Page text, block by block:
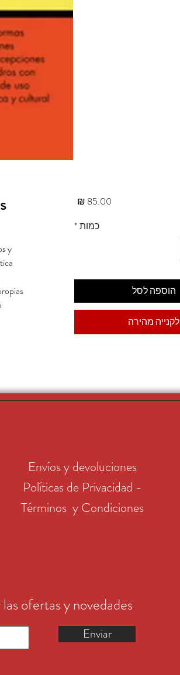
y
כמות*
הוספה לסל
לקנייה מהירה
Envíos y devoluciones
Políticas de Privacidad -
Términos y Condiciones
ofertas y novedades
Enviar